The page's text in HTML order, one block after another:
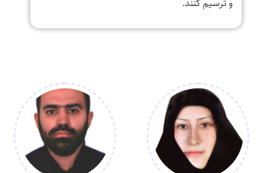
و ترسیم کنند.